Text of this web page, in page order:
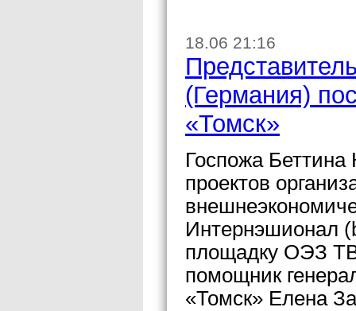
18.06 21:16
(Германия)
«Томск»
Госпожа
проектов
Интернэшионал
площадку ОЭЗ
помощник
«Томск» Елена